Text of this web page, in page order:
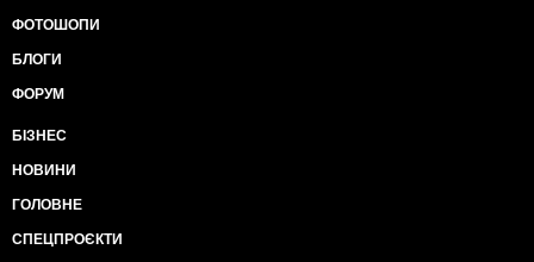
ФОТОШОПИ
БЛОГИ
ФОРУМ
БІЗНЕС
НОВИНИ
ГОЛОВНЕ
СПЕЦПРОЄКТИ